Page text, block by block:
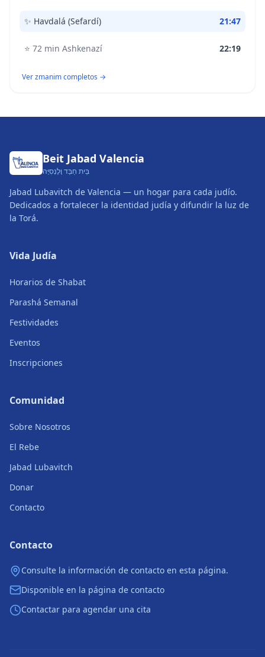
✨ Havdalá (Sefardí) 21:47
⭐ 72 min Ashkenazí 22:19
Ver zmanim completos →
Beit Jabad Valencia
בֵּית חַבַּד וָלֶנְסִיָּה
Jabad Lubavitch de Valencia — un hogar para cada judío.
Dedicados a fortalecer la identidad judía y difundir la luz de
la Torá.
Vida Judía
Horarios de Shabat
Parashá Semanal
Festividades
Eventos
Inscripciones
Comunidad
Sobre Nosotros
El Rebe
Jabad Lubavitch
Donar
Contacto
Contacto
Consulte la información de contacto en esta página.
Disponible en la página de contacto
Contactar para agendar una cita